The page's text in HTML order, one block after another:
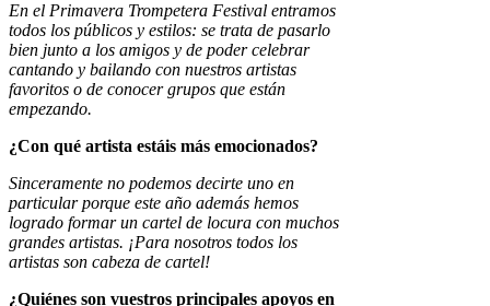
En el Primavera Trompetera Festival entramos
todos los públicos y estilos: se trata de pasarlo
bien junto a los amigos y de poder celebrar
cantando y bailando con nuestros artistas
favoritos o de conocer grupos que están
empezando.
¿Con qué artista estáis más emocionados?
Sinceramente no podemos decirte uno en
particular porque este año además hemos
logrado formar un cartel de locura con muchos
grandes artistas. ¡Para nosotros todos los
artistas son cabeza de cartel!
¿Quiénes son vuestros principales apoyos en